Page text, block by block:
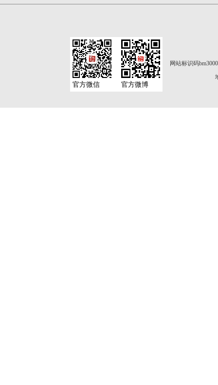
网站标识码
官方微信 官方微博